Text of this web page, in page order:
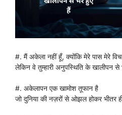
#. मैं अकेला नहीं हूँ, क्योंकि मेरे पास मेरे
लेकिन वे तुम्हारी अनुपस्थिति के खालीपन
#. अकेलापन एक खामोश तूफान है
जो दुनिया की नज़रों से ओझल होकर भीतर